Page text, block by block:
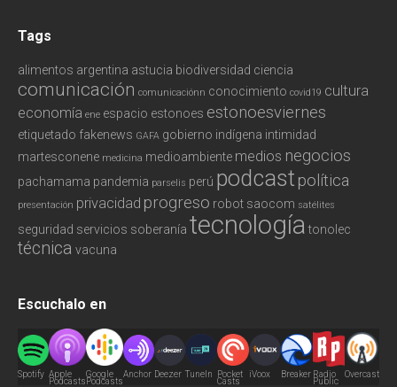
Tags
alimentos argentina astucia biodiversidad ciencia
comunicación comunicaciónn conocimiento covid19 cultura
economía ene espacio estonoes estonoesviernes
etiquetado fakenews GAFA gobierno indígena intimidad
martesconene medicina medioambiente medios negocios
pachamama pandemia parselis perú podcast política
presentación privacidad progreso robot saocom satélites
seguridad servicios soberanía tecnología tonolec
técnica vacuna
Escuchalo en
Spotify Apple
Podcasts
Google
Podcasts
Anchor Deezer TuneIn Pocket
Casts
iVoox Breaker Radio
Public
Overcast